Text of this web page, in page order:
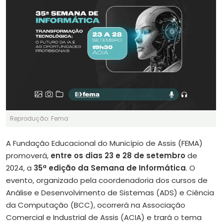
Reprodução: Fema
A Fundação Educacional do Município de Assis (FEMA)
promoverá, entre os dias 23 e 28 de setembro de
2024, a 35ª edição da Semana de Informática. O
evento, organizado pela coordenadoria dos cursos de
Análise e Desenvolvimento de Sistemas (ADS) e Ciência
da Computação (BCC), ocorrerá na Associação
Comercial e Industrial de Assis (ACIA) e trará o tema